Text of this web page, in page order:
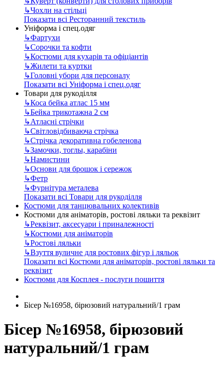
↳Чохли на стільці
Показати всі Ресторанний текстиль
Уніформа і спец.одяг
↳Фартухи
↳Сорочки та кофти
↳Костюми для кухарів та офіціантів
↳Жилети та куртки
↳Головні убори для персоналу
Показати всі Уніформа і спец.одяг
Товари для рукоділля
↳Коса бейка атлас 15 мм
↳Бейка трикотажна 2 см
↳Атласні стрічки
↳Світловідбиваюча стрічка
↳Стрічка декоративна гобеленова
↳Замочки, тоглы, карабіни
↳Намистини
↳Основи для брошок і сережок
↳Фетр
↳Фурнітура металева
Показати всі Товари для рукоділля
Костюми для танцювальних колективів
Костюми для аніматорів, ростові ляльки та реквізит
↳Реквізит, аксесуари і приналежності
↳Костюми для аніматорів
↳Ростові ляльки
↳Взуття вуличне для ростових фігур і ляльок
Показати всі Костюми для аніматорів, ростові ляльки та
реквізит
Костюми для Косплея - послуги пошиття
Бісер №16958, бірюзовий натуральний/1 грам
Бісер №16958, бірюзовий
натуральний/1 грам